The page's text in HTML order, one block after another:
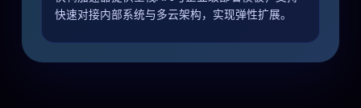
快速对接内部系统与多云架构，实现弹性扩展。